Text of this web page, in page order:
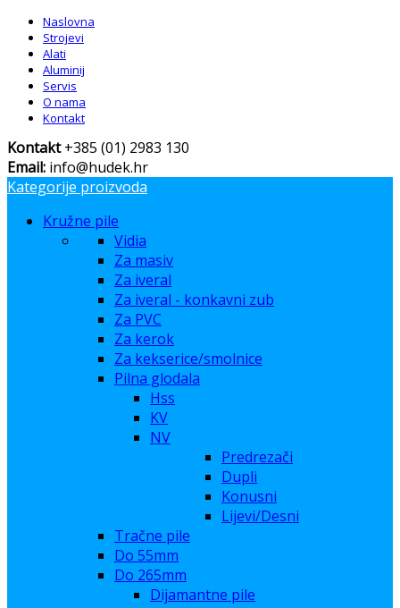
Naslovna
Strojevi
Alati
Aluminij
Servis
O nama
Kontakt
Kontakt+385 (01) 2983 130
Email: info@hudek.hr
Kategorije proizvoda
Kružne pile
Vidia
Za masiv
Za iveral
Za iveral - konkavni zub
Za PVC
Za kerok
Za kekserice/smolnice
Pilna glodala
Hss
KV
NV
Predrezači
Dupli
Konusni
Lijevi/Desni
Tračne pile
Do 55mm
Do 265mm
Dijamantne pile